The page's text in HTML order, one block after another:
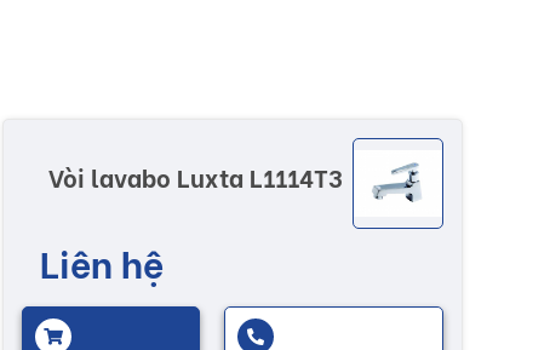
Vòi lavabo Luxta L1114T3
Liên hệ